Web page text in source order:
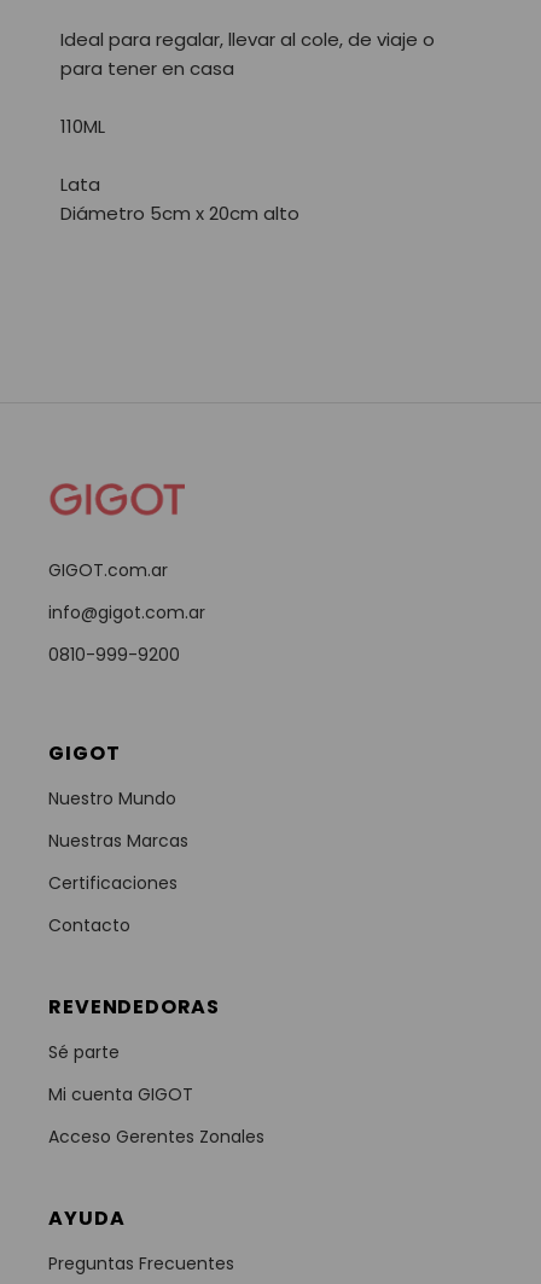
Ideal para regalar, llevar al cole, de viaje o
para tener en casa
110ML
Lata
Diámetro 5cm x 20cm alto
GIGOT.com.ar
info@gigot.com.ar
0810-999-9200
GIGOT
Nuestro Mundo
Nuestras Marcas
Certificaciones
Contacto
REVENDEDORAS
Sé parte
Mi cuenta GIGOT
Acceso Gerentes Zonales
AYUDA
Preguntas Frecuentes